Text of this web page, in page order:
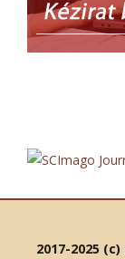
2017-2025